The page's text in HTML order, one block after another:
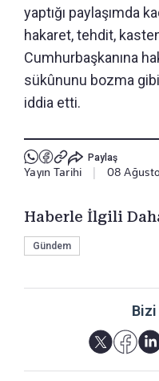
yaptığı paylaşımda
hakaret, tehdit,
Cumhurbaşkanına
sükûnunu bozma
iddia etti.
Paylaş
Yayın Tarihi 08
Haberle İlgili
Gündem
Bizi